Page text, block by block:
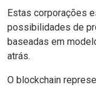
Estas corporações
possibilidades de
baseadas em
atrás.
O blockchain